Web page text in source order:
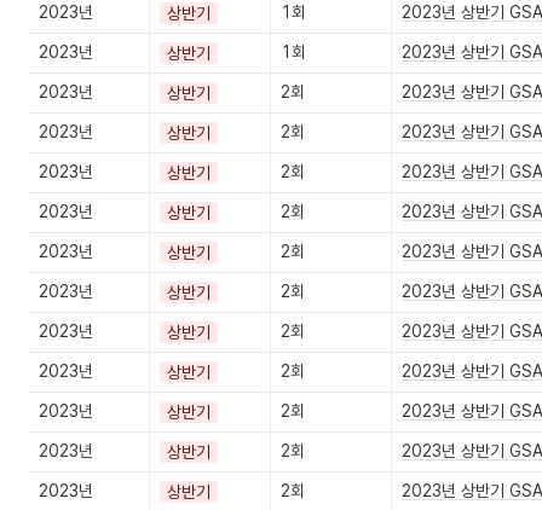
2023년 상반기 1회 2023년 상반기
2023년 상반기 1회 2023년 상반기
2023년 상반기 2회 2023년 상반기
2023년 상반기 2회 2023년 상반기
2023년 상반기 2회 2023년 상반기
2023년 상반기 2회 2023년 상반기
2023년 상반기 2회 2023년 상반기
2023년 상반기 2회 2023년 상반기
2023년 상반기 2회 2023년 상반기
2023년 상반기 2회 2023년 상반기
2023년 상반기 2회 2023년 상반기
2023년 상반기 2회 2023년 상반기
2023년 상반기 2회 2023년 상반기